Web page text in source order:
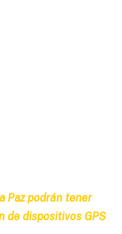
Paz podrán tener
de dispositivos GPS